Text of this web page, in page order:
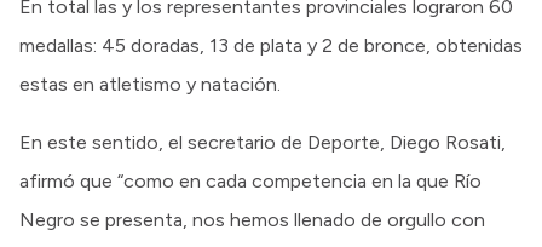
En total las y los representantes provinciales lograron 60
medallas: 45 doradas, 13 de plata y 2 de bronce, obtenidas
estas en atletismo y natación.
En este sentido, el secretario de Deporte, Diego Rosati,
afirmó que “como en cada competencia en la que Río
Negro se presenta, nos hemos llenado de orgullo con